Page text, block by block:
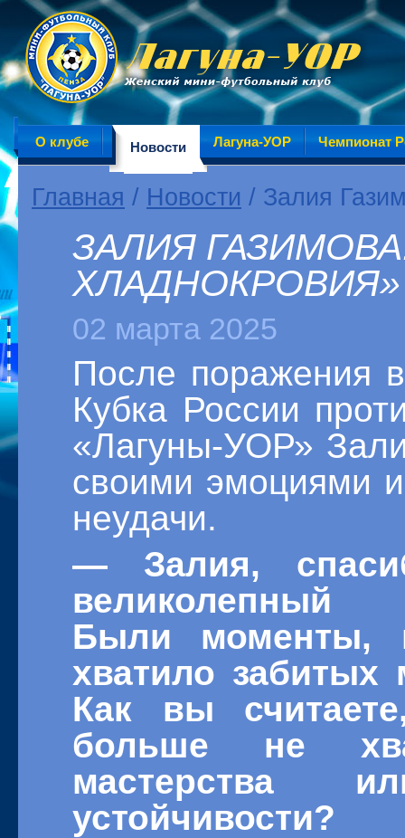
О клубе Новости Лагуна-УОР Чемпионат
Главная / Новости / Залия
ЗАЛИЯ
ХЛАДНОКРОВИЯ»
02 марта 2025
После поражения
Кубка России
«Лагуны-УОР»
своими эмоциями
неудачи.
— Залия,
великолепный
Были моменты,
хватило забитых
Как вы
больше не
мастерства
устойчивости?